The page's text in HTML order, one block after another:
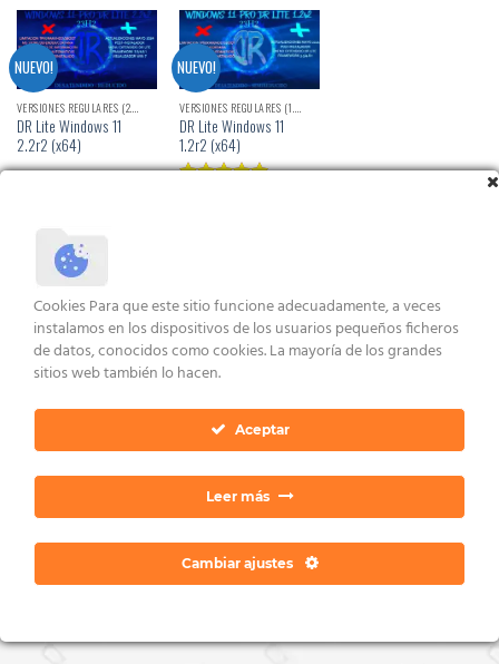
NUEVO!
DR Lite Windows 11
2.2r2 (x64)
NUEVO!
DR Lite Windows 11
1.2r2 (x64)
AVISO LEGAL Y CONDICIONES POLÍTICA DE COOKIES DERECHOS ARCO
POLÍTICA DE PRIVACIDAD CONTACTO
Copyright 2026 ©
Cookies Para que este sitio funcione adecuadamente, a veces
instalamos en los dispositivos de los usuarios pequeños ficheros
de datos, conocidos como cookies. La mayoría de los grandes
sitios web también lo hacen.
Aceptar
Leer más
Cambiar ajustes